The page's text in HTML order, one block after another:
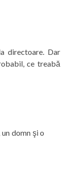
directoare. Dar
ce treabă
domn şi o